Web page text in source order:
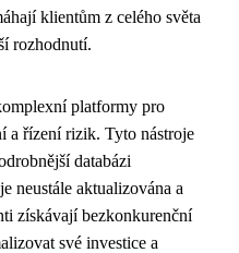
klientům z celého světa
rozhodnutí.
platformy pro
a řízení rizik. Tyto nástroje
databázi
neustále aktualizována a
získávají bezkonkurenční
své investice a